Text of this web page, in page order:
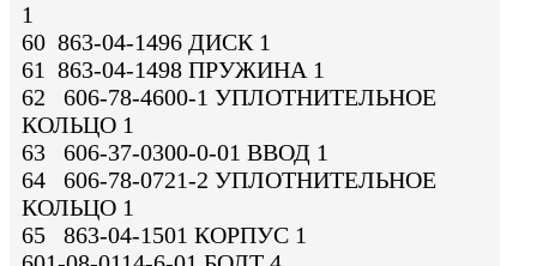
1
60 863-04-1496 ДИСК 1
61 863-04-1498 ПРУЖИНА 1
62 606-78-4600-1 УПЛОТНИТЕЛЬНОЕ
КОЛЬЦО 1
63 606-37-0300-0-01 ВВОД 1
64 606-78-0721-2 УПЛОТНИТЕЛЬНОЕ
КОЛЬЦО 1
65 863-04-1501 КОРПУС 1